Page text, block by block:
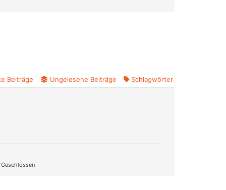
Beiträge Ungelesene Beiträge Schlagwörter
Geschlossen